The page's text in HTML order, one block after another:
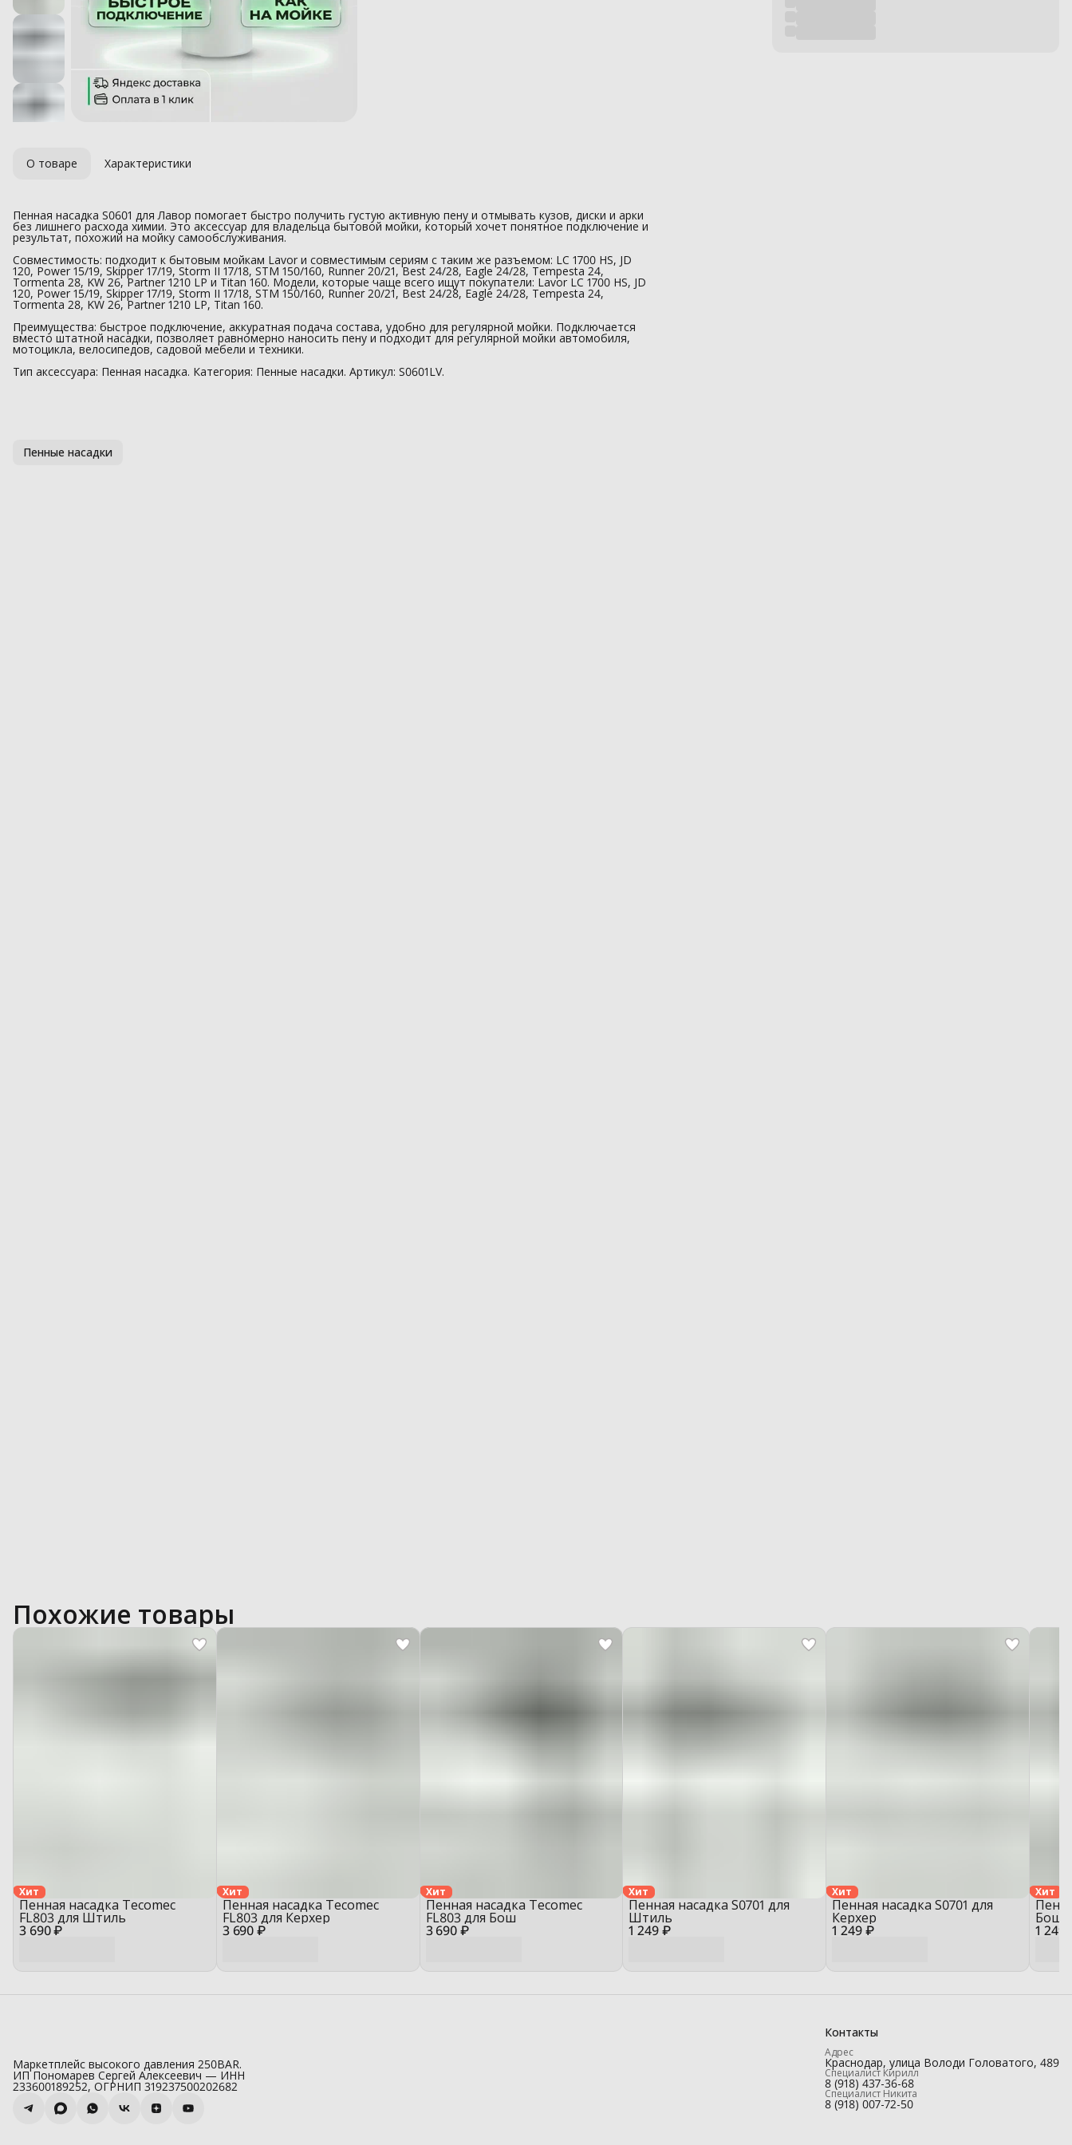
О товаре Характеристики
Пенная насадка S0601 для Лавор помогает быстро получить густую активную пену и отмывать кузов, диски и арки
без лишнего расхода химии. Это аксессуар для владельца бытовой мойки, который хочет понятное подключение и
результат, похожий на мойку самообслуживания.
Совместимость: подходит к бытовым мойкам Lavor и совместимым сериям с таким же разъемом: LC 1700 HS, JD
120, Power 15/19, Skipper 17/19, Storm II 17/18, STM 150/160, Runner 20/21, Best 24/28, Eagle 24/28, Tempesta 24,
Tormenta 28, KW 26, Partner 1210 LP и Titan 160. Модели, которые чаще всего ищут покупатели: Lavor LC 1700 HS, JD
120, Power 15/19, Skipper 17/19, Storm II 17/18, STM 150/160, Runner 20/21, Best 24/28, Eagle 24/28, Tempesta 24,
Tormenta 28, KW 26, Partner 1210 LP, Titan 160.
Преимущества: быстрое подключение, аккуратная подача состава, удобно для регулярной мойки. Подключается
вместо штатной насадки, позволяет равномерно наносить пену и подходит для регулярной мойки автомобиля,
мотоцикла, велосипедов, садовой мебели и техники.
Тип аксессуара: Пенная насадка. Категория: Пенные насадки. Артикул: S0601LV.
Пенные насадки
Похожие товары
Хит
3 690 ₽
Пенная насадка Tecomec
FL803 для Штиль
Хит
3 690 ₽
Пенная насадка Tecomec
FL803 для Керхер
Хит
3 690 ₽
Пенная насадка Tecomec
FL803 для Бош
Хит
1 249 ₽
Пенная насадка S0701 для
Штиль
Хит
1 249 ₽
Пенная насадка S0701 для
Керхер
Хит
1 249
Бош
Маркетплейс высокого давления 250BAR.
ИП Пономарев Сергей Алексеевич — ИНН
233600189252, ОГРНИП 319237500202682
Контакты
Адрес
Краснодар, улица Володи Головатого, 489
Специалист Кирилл
8 (918) 437-36-68
Специалист Никита
8 (918) 007-72-50